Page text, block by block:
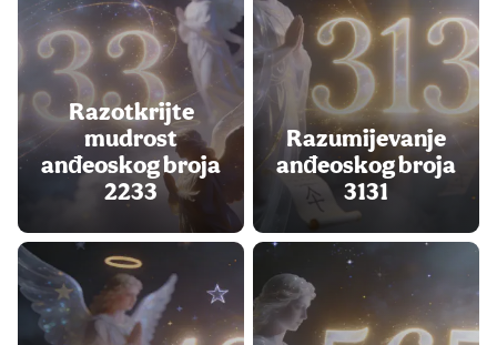
Razotkrijte
mudrost
anđeoskog broja
2233
Razumijevanje
anđeoskog broja
3131